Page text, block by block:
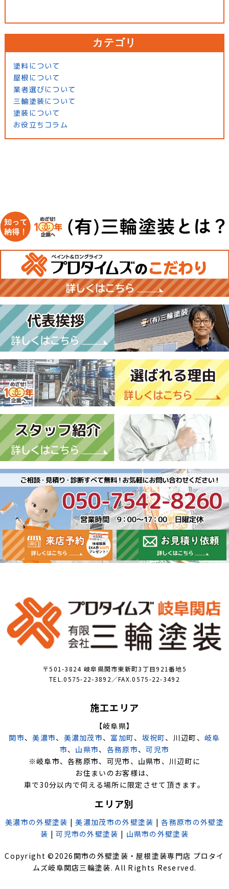
カテゴリ
塗料について
屋根について
業者選びについて
三輪塗装について
塗装について
お役立ちコラム
〒501-3824 岐阜県関市東新町3丁目921番地5
TEL.0575-22-3892／FAX.0575-22-3492
施工エリア
【岐阜県】
関市、美濃市、 美濃加茂市、 富加町、 坂祝町、川辺町、 岐阜
市、 山県市、 各務原市、可児市
※岐阜市、各務原市、可児市、山県市、川辺町に
お住まいのお客様は、
車で30分以内で伺える場所に限定させて頂きます。
エリア別
美濃市の外壁塗装 |美濃加茂市の外壁塗装 |各務原市の外壁塗
装 |可児市の外壁塗装 | 山県市の外壁塗装
Copyright © 2026 関市の外壁塗装・屋根塗装専門店 プロタイ
ムズ岐阜関店三輪塗装. All Rights Reserved.